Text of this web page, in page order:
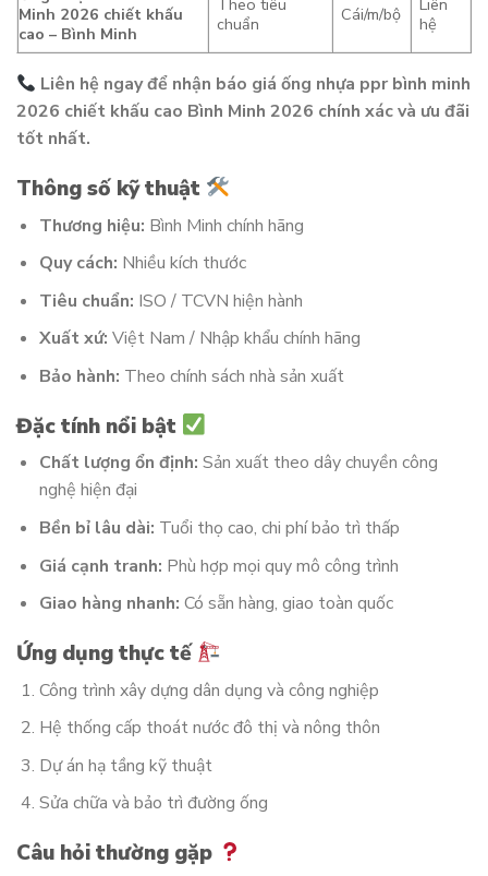
Minh 2026 chiết khấu
cao – Bình Minh
Theo tiêu
chuẩn
Cái/m/bộ
Liên
hệ
Liên hệ ngay để nhận báo giá ống nhựa ppr bình minh
2026 chiết khấu cao Bình Minh 2026 chính xác và ưu đãi
tốt nhất.
Thông số kỹ thuật
Thương hiệu: Bình Minh chính hãng
Quy cách: Nhiều kích thước
Tiêu chuẩn: ISO / TCVN hiện hành
Xuất xứ: Việt Nam / Nhập khẩu chính hãng
Bảo hành: Theo chính sách nhà sản xuất
Đặc tính nổi bật
Chất lượng ổn định: Sản xuất theo dây chuyền công
nghệ hiện đại
Bền bỉ lâu dài: Tuổi thọ cao, chi phí bảo trì thấp
Giá cạnh tranh: Phù hợp mọi quy mô công trình
Giao hàng nhanh: Có sẵn hàng, giao toàn quốc
Ứng dụng thực tế
Công trình xây dựng dân dụng và công nghiệp
Hệ thống cấp thoát nước đô thị và nông thôn
Dự án hạ tầng kỹ thuật
Sửa chữa và bảo trì đường ống
Câu hỏi thường gặp